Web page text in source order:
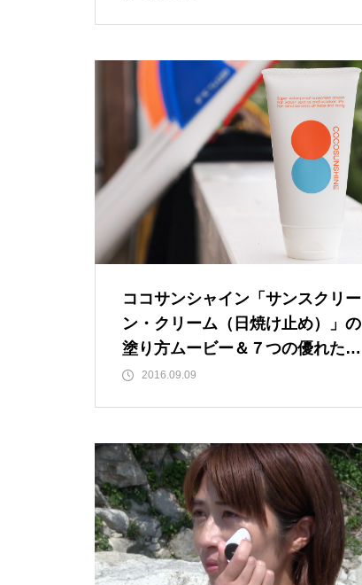
ココサンシャイン「サンスクリー
ン・クリーム（日焼け止め）」の
塗り方ムービー＆７つの優れたポ
イントとは？
2016.09.09